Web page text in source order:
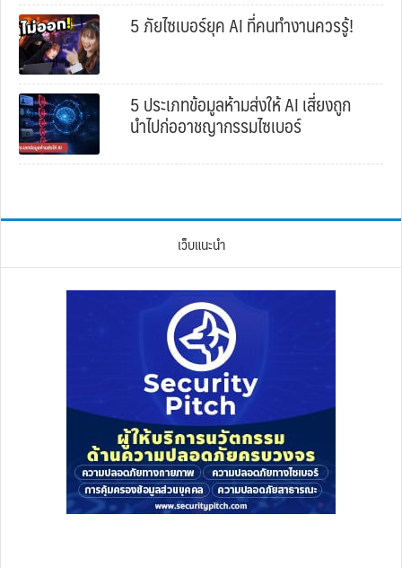
5 ภัยไซเบอร์ยุค AI ที่คนทำงานควรรู้!
5 ประเภทข้อมูลห้ามส่งให้ AI เสี่ยงถูก
นำไปก่ออาชญากรรมไซเบอร์
เว็บแนะนำ